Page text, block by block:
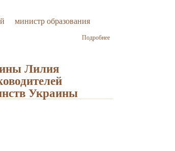
министр образования
Подробнеео Йосиф
Лилия
Украины